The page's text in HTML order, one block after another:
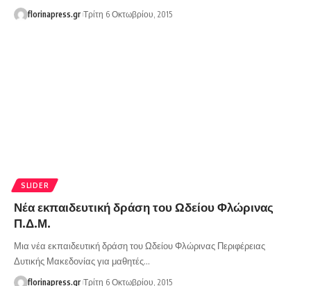
florinapress.gr Τρίτη 6 Οκτωβρίου, 2015
SLIDER
Νέα εκπαιδευτική δράση του Ωδείου Φλώρινας
Π.Δ.Μ.
Μια νέα εκπαιδευτική δράση του Ωδείου Φλώρινας Περιφέρειας
Δυτικής Μακεδονίας για μαθητές…
florinapress.gr Τρίτη 6 Οκτωβρίου, 2015